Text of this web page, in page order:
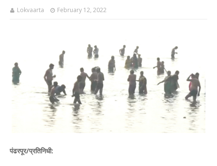
Lokvaarta February 12, 2022
पंढरपूर/प्रतिनिधी: